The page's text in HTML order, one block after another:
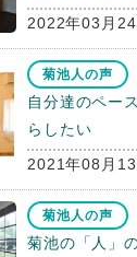
2022年03月24
菊池人の声
自分達のペー
らしたい
2021年08月13
菊池人の声
菊池の「人」